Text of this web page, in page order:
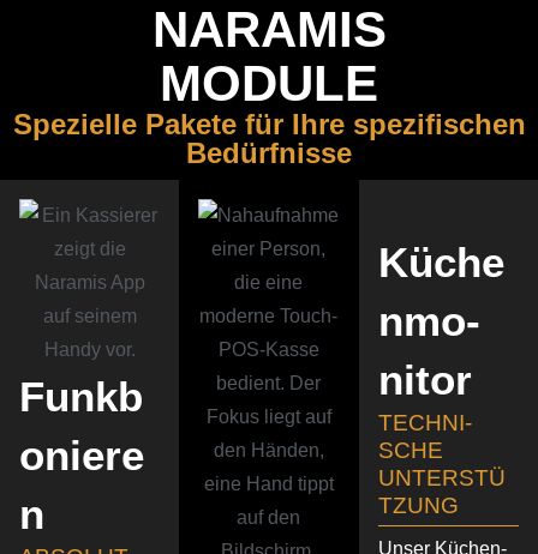
NARAMIS
MODULE
Spezi­elle Pakete für Ihre spezi­fi­schen
Bedürfnisse
Funkb
oniere
n
Küche
n­mo­
nitor
TECHNI­
SCHE
UNTERSTÜ
TZUNG
Unser Küchen­